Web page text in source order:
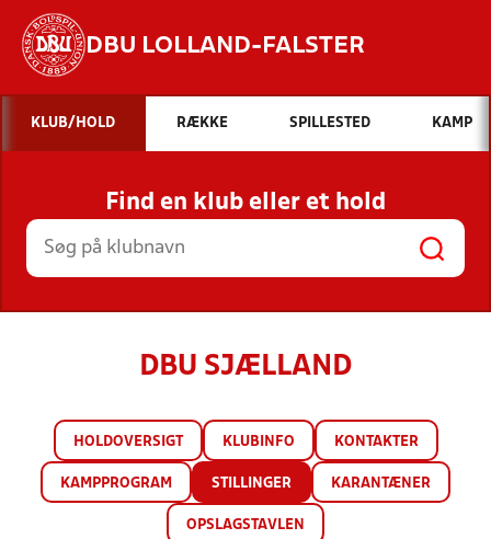
DBU LOLLAND-FALSTER
Hvad vil du søge efter?
INDHOLD OG NYHEDER
STILLINGER, RESULTATER, KLUBBER OG
HOLD
KLUB/HOLD RÆKKE SPILLESTED KAMP
Find en klub eller et hold
DBU SJÆLLAND
HOLDOVERSIGT KLUBINFO KONTAKTER
KAMPPROGRAM STILLINGER KARANTÆNER
OPSLAGSTAVLEN